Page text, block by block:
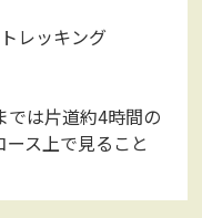
レッキング
では片道約4時間の
ス上で見ること